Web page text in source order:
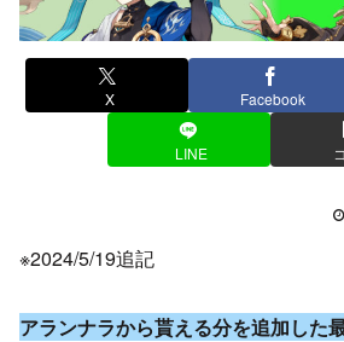
X Facebook
LINE
※2024/5/19追記
アランナラから貰える分を追加した